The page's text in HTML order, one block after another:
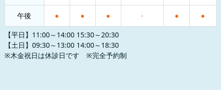
午後 ● ● ● - ● ●
【平日】11:00～14:00 15:30～20:30
【土日】09:30～13:00 14:00～18:30
※木金祝日は休診日です ※完全予約制